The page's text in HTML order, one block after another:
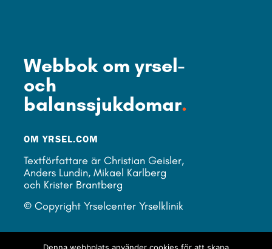
Webbok om yrsel-
och
balanssjukdomar.
OM YRSEL.COM
Textförfattare är Christian Geisler,
Anders Lundin, Mikael Karlberg
och Krister Brantberg
© Copyright Yrselcenter Yrselklinik